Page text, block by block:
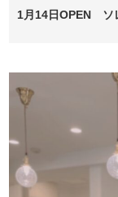
1月14日OPEN ソ